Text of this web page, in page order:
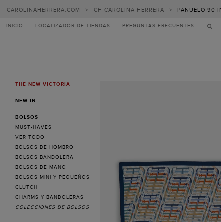
CAROLINAHERRERA.COM > CH CAROLINA HERRERA > PANUELO 90
INICIO LOCALIZADOR DE TIENDAS PREGUNTAS FRECUENTES
MENUTHE NEW VICTORIA
NEW IN
BOLSOS
MUST-HAVES
VER TODO
BOLSOS DE HOMBRO
BOLSOS BANDOLERA
BOLSOS DE MANO
BOLSOS MINI Y PEQUEÑOS
CLUTCH
CHARMS Y BANDOLERAS
COLECCIONES DE BOLSOS